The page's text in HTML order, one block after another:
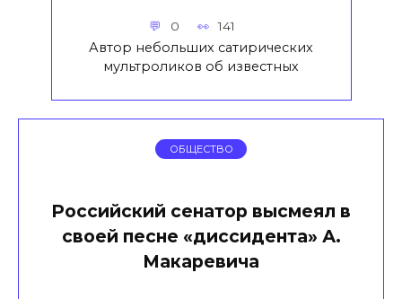
0 141
Автор небольших сатирических
мультроликов об известных
ОБЩЕСТВО
Российский сенатор высмеял в
своей песне «диссидента» А.
Макаревича